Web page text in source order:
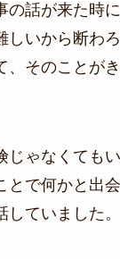
の話が来た時
しいから断わ
、そのことが
じゃなくても
とで何かと出
していました。